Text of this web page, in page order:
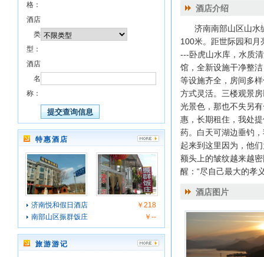
格：
酒店
类
型：
酒店
名
称：
特惠酒店
济南悦和假日酒店
￥218
南部山区振群饭庄
￥--
旅游游记
酒店介绍
济南南部山区山水
100米。距世际园和月
---卧虎山水库，水质
馆，全新设施干净整
等设施齐全，房间多
方式灵活。三楼观景
光景色，那也不失另
惠，长期租住，我处
药。白天可湖边垂钓
起来到这里因为，他
额头上的皱纹越来越密
醒：“尽自己最大的孝
酒店图片